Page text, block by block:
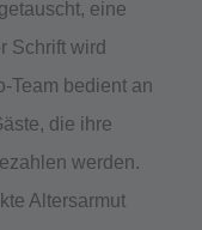
eine
Schrift wird
Team bedient an
die ihre
werden.
Altersarmut